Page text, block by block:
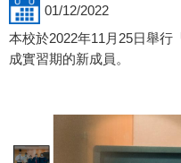
01/12/2022
本校於2022年11月25日舉行
成實習期的新成員。